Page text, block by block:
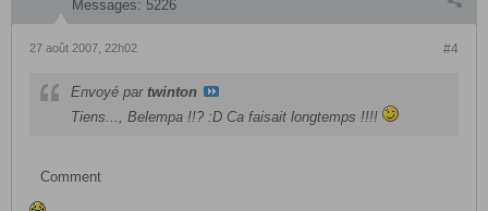
Messages: 5226
#4
27 août 2007, 22h02
Envoyé par twinton
Tiens..., Belempa !!? :D Ca faisait longtemps !!!!
Comment